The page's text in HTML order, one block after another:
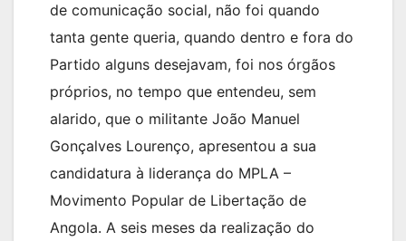
de comunicação social, não foi quando
tanta gente queria, quando dentro e fora do
Partido alguns desejavam, foi nos órgãos
próprios, no tempo que entendeu, sem
alarido, que o militante João Manuel
Gonçalves Lourenço, apresentou a sua
candidatura à liderança do MPLA –
Movimento Popular de Libertação de
Angola. A seis meses da realização do